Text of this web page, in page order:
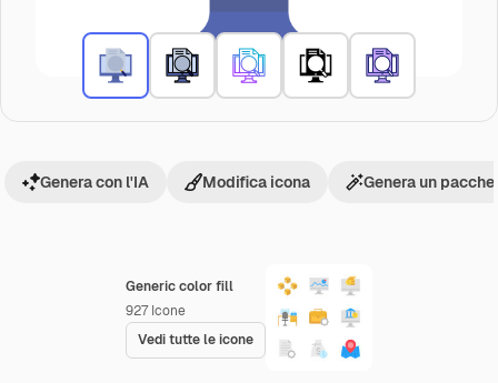
Generic color fill
927 Icone
Vedi tutte le icone
Genera con l'IA Modifica icona Genera un